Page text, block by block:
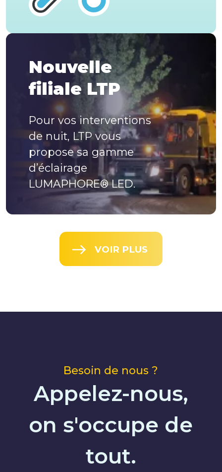
Nouvelle
filiale LTP
Pour vos interventions
de nuit, LTP vous
propose sa gamme
d’éclairage
LUMAPHORE® LED.
VOIR PLUS
Besoin de nous ?
Appelez-nous,
on s'occupe de
tout.